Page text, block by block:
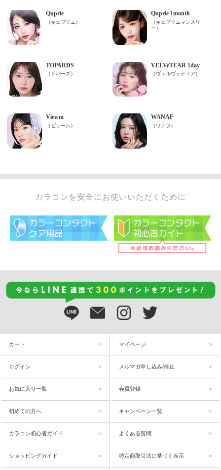
カラコンを安全にお使いいただくために
カート マイページ
ログイン メルマガ申し込み/停止
お気に入り一覧 会員登録
初めての方へ キャンペーン一覧
カラコン初心者ガイド よくある質問
ショッピングガイド 特定商取引法に基づく表示